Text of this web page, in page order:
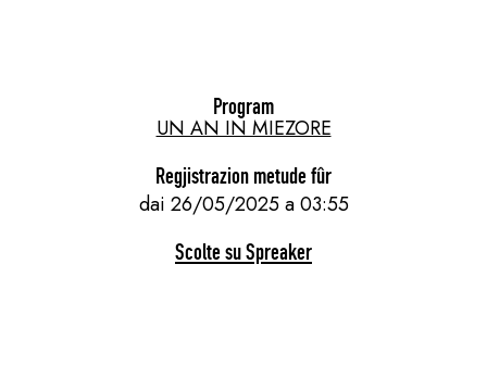
Program
UN AN IN MIEZORE
Regjistrazion metude fûr
dai 26/05/2025 a 03:55
Scolte su Spreaker